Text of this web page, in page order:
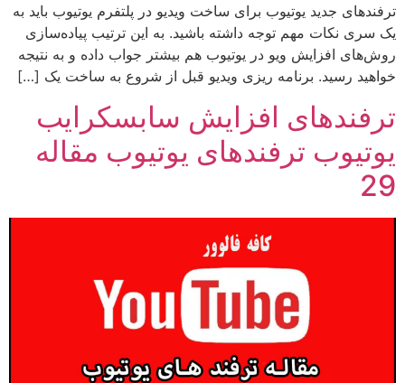
ترفندهای جدید یوتیوب برای ساخت ویدیو در پلتفرم یوتیوب باید به
یک سری نکات مهم توجه داشته باشید. به این ترتیب پیاده‌سازی
روش‌های افزایش ویو در یوتیوب هم بیشتر جواب داده و به نتیجه
خواهید رسید. برنامه ریزی ویدیو قبل از شروع به ساخت یک […]
ترفندهای افزایش سابسکرایب
یوتیوب ترفندهای یوتیوب مقاله
29